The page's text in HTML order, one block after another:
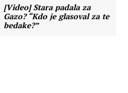
[Video] Stara padala za
Gazo? “Kdo je glasoval za te
bedake?”